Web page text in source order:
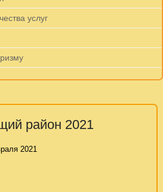
услуг
район 2021
2021